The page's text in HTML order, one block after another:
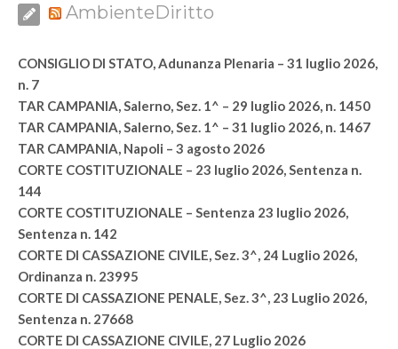
AmbienteDiritto
CONSIGLIO DI STATO, Adunanza Plenaria – 31 luglio 2026,
n. 7
TAR CAMPANIA, Salerno, Sez. 1^ – 29 luglio 2026, n. 1450
TAR CAMPANIA, Salerno, Sez. 1^ – 31 luglio 2026, n. 1467
TAR CAMPANIA, Napoli – 3 agosto 2026
CORTE COSTITUZIONALE – 23 luglio 2026, Sentenza n.
144
CORTE COSTITUZIONALE – Sentenza 23 luglio 2026,
Sentenza n. 142
CORTE DI CASSAZIONE CIVILE, Sez. 3^, 24 Luglio 2026,
Ordinanza n. 23995
CORTE DI CASSAZIONE PENALE, Sez. 3^, 23 Luglio 2026,
Sentenza n. 27668
CORTE DI CASSAZIONE CIVILE, 27 Luglio 2026